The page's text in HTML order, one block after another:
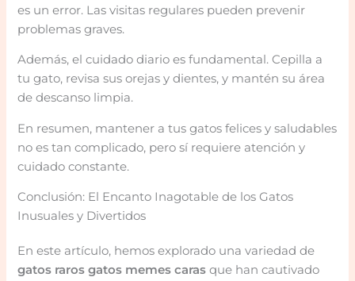
es un error. Las visitas regulares pueden prevenir
problemas graves.
Además, el cuidado diario es fundamental. Cepilla a
tu gato, revisa sus orejas y dientes, y mantén su área
de descanso limpia.
En resumen, mantener a tus gatos felices y saludables
no es tan complicado, pero sí requiere atención y
cuidado constante.
Conclusión: El Encanto Inagotable de los Gatos
Inusuales y Divertidos
En este artículo, hemos explorado una variedad de
gatos raros gatos memes caras que han cautivado